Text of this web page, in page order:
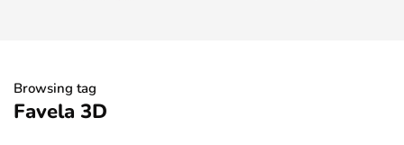
Browsing tag
Favela 3D